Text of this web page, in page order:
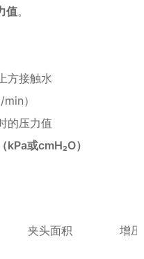
值。
方接触水
）
的压力值
kPa或cmH₂O）
夹头面积 增